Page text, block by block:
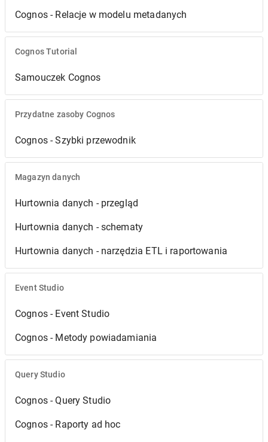
Cognos - Relacje w modelu metadanych
Cognos Tutorial
Samouczek Cognos
Przydatne zasoby Cognos
Cognos - Szybki przewodnik
Magazyn danych
Hurtownia danych - przegląd
Hurtownia danych - schematy
Hurtownia danych - narzędzia ETL i raportowania
Event Studio
Cognos - Event Studio
Cognos - Metody powiadamiania
Query Studio
Cognos - Query Studio
Cognos - Raporty ad hoc